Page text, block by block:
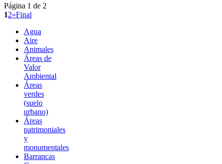
Página 1 de 2
12»Final
Agua
Aire
Animales
Áreas de
Valor
Ambiental
Áreas
verdes
(suelo
urbano)
Áreas
patrimoniales
y
monumentales
Barrancas